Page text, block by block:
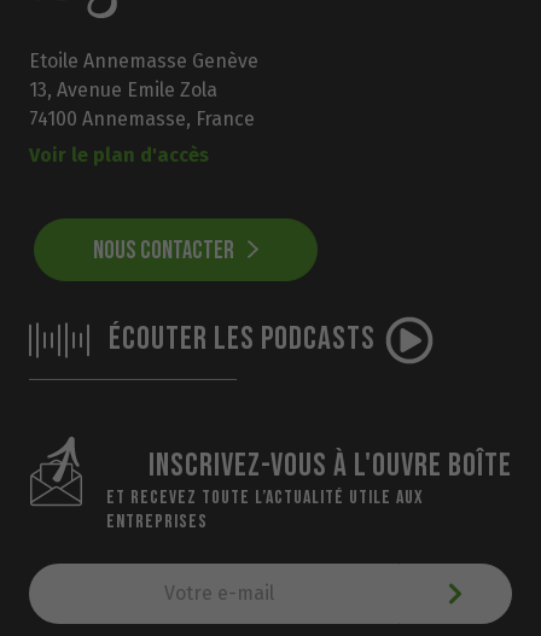
Etoile Annemasse Genève
13, Avenue Emile Zola
74100 Annemasse, France
Voir le plan d'accès
NOUS CONTACTER
ÉCOUTER LES PODCASTS
INSCRIVEZ-VOUS À L'OUVRE BOÎTE
ET RECEVEZ TOUTE L’ACTUALITÉ UTILE AUX
ENTREPRISES